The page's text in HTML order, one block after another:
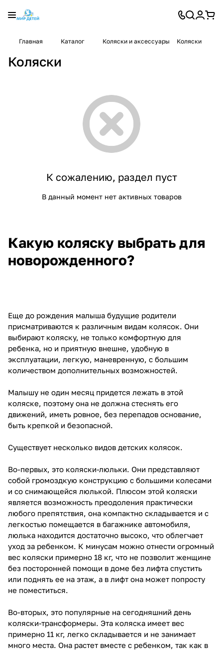
Главная Каталог Коляски и аксессуары Коляски
Коляски
К сожалению, раздел пуст
В данный момент нет активных товаров
Какую коляску выбрать для
новорожденного?
Еще до рождения малыша будущие родители
присматриваются к различным видам колясок. Они
выбирают коляску, не только комфортную для
ребенка, но и приятную внешне, удобную в
эксплуатации, легкую, маневренную, с большим
количеством дополнительных возможностей.
Малышу не один месяц придется лежать в этой
коляске, поэтому она не должна стеснять его
движений, иметь ровное, без перепадов основание,
быть крепкой и безопасной.
Существует несколько видов детских колясок.
Во-первых, это коляски-люльки. Они представляют
собой громоздкую конструкцию с большими колесами
и со снимающейся люлькой. Плюсом этой коляски
является возможность преодоления практически
любого препятствия, она компактно складывается и с
легкостью помещается в багажнике автомобиля,
люлька находится достаточно высоко, что облегчает
уход за ребенком. К минусам можно отнести огромный
вес коляски примерно 18 кг, что не позволит женщине
без посторонней помощи в доме без лифта спустить
или поднять ее на этаж, а в лифт она может попросту
не поместиться.
Во-вторых, это популярные на сегодняшний день
коляски-трансформеры. Эта коляска имеет вес
примерно 11 кг, легко складывается и не занимает
много места. Она растет вместе с ребенком, так как в